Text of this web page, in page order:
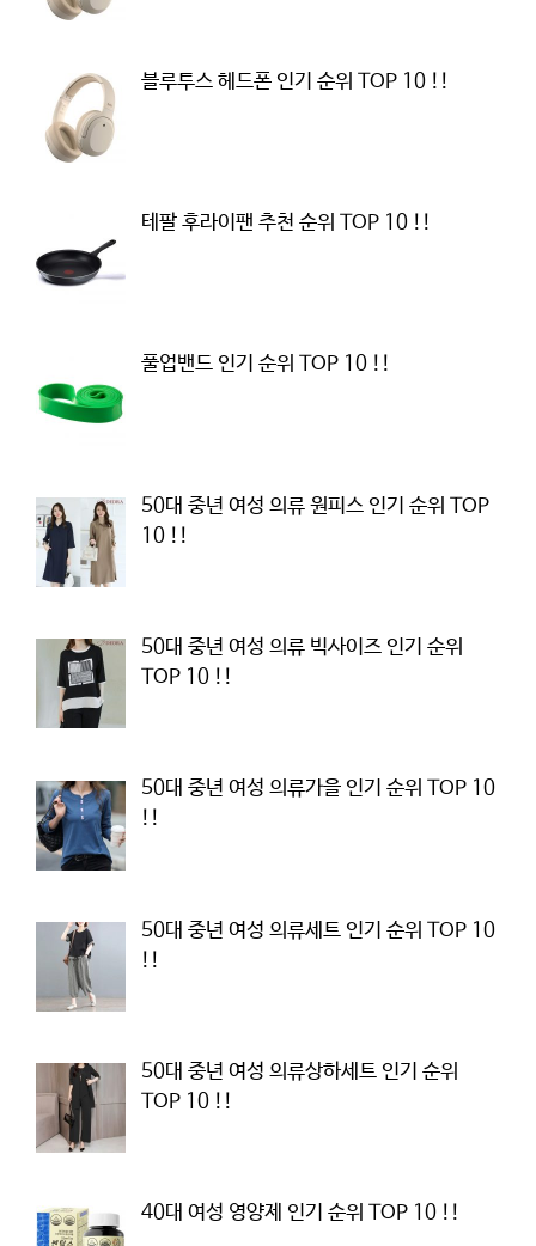
블루투스 헤드폰 인기 순위 TOP 10 !!
테팔 후라이팬 추천 순위 TOP 10 !!
풀업밴드 인기 순위 TOP 10 !!
50대 중년 여성 의류 원피스 인기 순위 TOP
10 !!
50대 중년 여성 의류 빅사이즈 인기 순위
TOP 10 !!
50대 중년 여성 의류가을 인기 순위 TOP 10
!!
50대 중년 여성 의류세트 인기 순위 TOP 10
!!
50대 중년 여성 의류상하세트 인기 순위
TOP 10 !!
40대 여성 영양제 인기 순위 TOP 10 !!